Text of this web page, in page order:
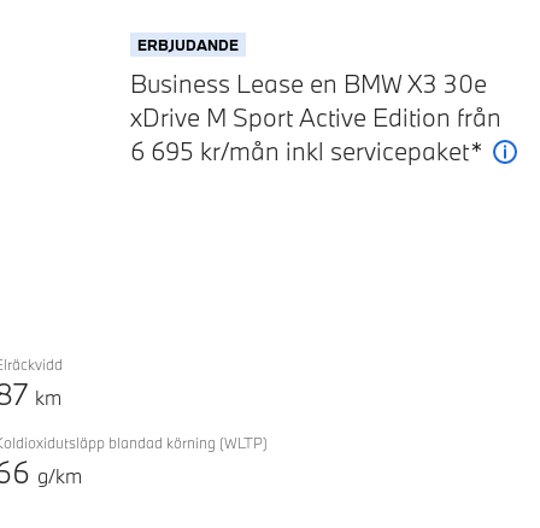
ERBJUDANDE
Business Lease en BMW X3 30e
xDrive M Sport Active Edition från
6 695 kr/mån inkl servicepaket*
km
blandad körning (WLTP)
g/km